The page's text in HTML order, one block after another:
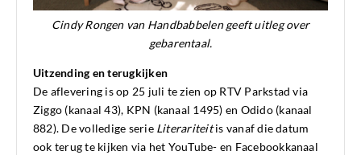
Cindy Rongen van Handbabbelen geeft uitleg over
gebarentaal.
Uitzending en terugkijken
De aflevering is op 25 juli te zien op RTV Parkstad via
Ziggo (kanaal 43), KPN (kanaal 1495) en Odido (kanaal
882). De volledige serie Literariteitis vanaf die datum
ook terug te kijken via het YouTube- en Facebookkanaal